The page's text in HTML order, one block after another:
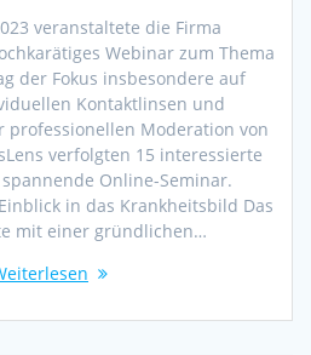
veranstaltete die Firma
Webinar zum Thema
der Fokus insbesondere auf
Kontaktlinsen und
professionellen Moderation von
verfolgten 15 interessierte
Online-Seminar.
in das Krankheitsbild Das
mit einer gründlichen…